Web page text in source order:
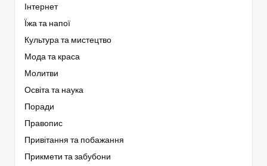
Інтернет
Їжа та напої
Культура та мистецтво
Мода та краса
Молитви
Освіта та наука
Поради
Правопис
Привітання та побажання
Прикмети та забубони